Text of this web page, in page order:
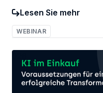
Lesen Sie mehr
WEBINAR